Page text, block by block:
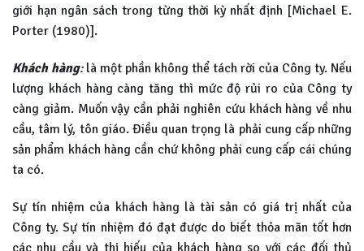
giới hạn ngân sách trong từng thời kỳ nhất định [Michael E.
Porter (1980)].
Khách hàng:là một phần không thể tách rời của Công ty. Nếu
lượng khách hàng càng tăng thì mức độ rủi ro của Công ty
càng giảm. Muốn vậy cần phải nghiên cứu khách hàng về nhu
cầu, tâm lý, tôn giáo. Điều quan trọng là phải cung cấp những
sản phẩm khách hàng cần chứ không phải cung cấp cái chúng
ta có.
Sự tín nhiệm của khách hàng là tài sản có giá trị nhất của
Công ty. Sự tín nhiệm đó đạt được do biết thỏa mãn tốt hơn
các nhu cầu và thị hiếu của khách hàng so với các đối thủ